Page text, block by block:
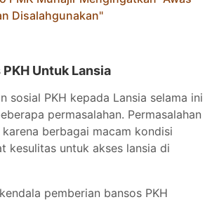
Disalahgunakan"
Untuk Lansia
sosial PKH kepada Lansia selama ini
permasalahan. Permasalahan
berbagai macam kondisi
kesulitas untuk akses lansia di
pemberian bansos PKH